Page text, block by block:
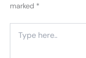
marked *
here..